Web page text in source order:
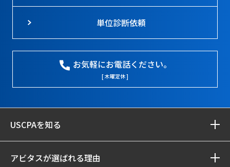
単位診断依頼
お気軽にお電話ください。
[ 木曜定休 ]
USCPAを知る
アビタスが選ばれる理由